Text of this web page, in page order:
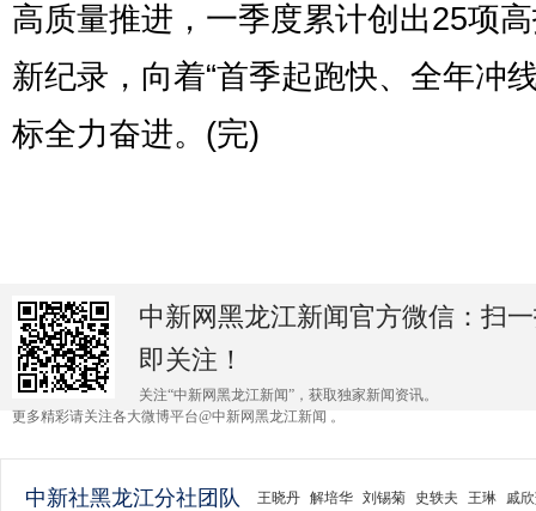
高质量推进，一季度累计创出25项
新纪录，向着“首季起跑快、全年冲
标全力奋进。(完)
中新网黑龙江新闻官方微信：扫
即关注！
关注“中新网黑龙江新闻”，获取独家新闻资讯。
更多精彩请关注各大微博平台@中新网黑龙江新闻 。
中新社黑龙江分社团队 王晓丹 解培华 刘锡菊 史轶夫 王琳 戚